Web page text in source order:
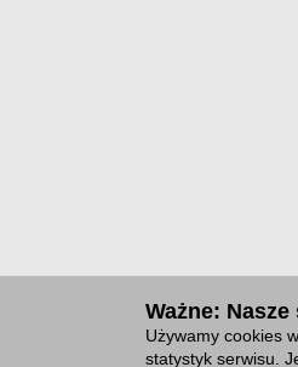
Ważne:
Używamy cookies
statystyk serwisu.